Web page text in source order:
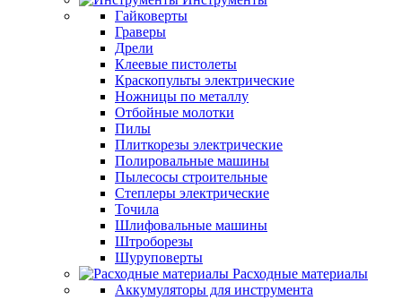
Гайковерты
Граверы
Дрели
Клеевые пистолеты
Краскопульты электрические
Ножницы по металлу
Отбойные молотки
Пилы
Плиткорезы электрические
Полировальные машины
Пылесосы строительные
Степлеры электрические
Точила
Шлифовальные машины
Штроборезы
Шуруповерты
Расходные материалы
Аккумуляторы для инструмента